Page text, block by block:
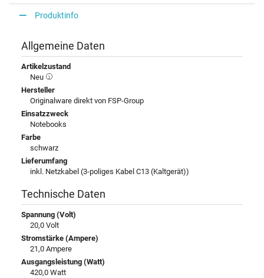
Produktinfo
Allgemeine Daten
Artikelzustand
Neu
Hersteller
Originalware direkt von FSP-Group
Einsatzzweck
Notebooks
Farbe
schwarz
Lieferumfang
inkl. Netzkabel (3-poliges Kabel C13 (Kaltgerät))
Technische Daten
Spannung (Volt)
20,0 Volt
Stromstärke (Ampere)
21,0 Ampere
Ausgangsleistung (Watt)
420,0 Watt